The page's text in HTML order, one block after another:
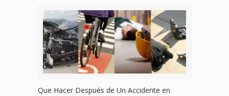
Que Hacer Después de Un Accidente en